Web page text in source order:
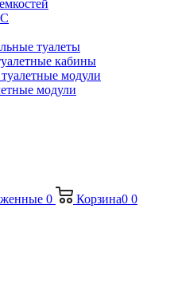
туалеты
кабины
модули
модули
0 Корзина0 0